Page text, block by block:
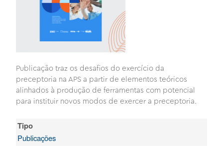
Publicação traz os desafios do exercício da
preceptoria na APS a partir de elementos teóricos
alinhados à produção de ferramentas com potencial
para instituir novos modos de exercer a preceptoria.
Tipo
Publicações